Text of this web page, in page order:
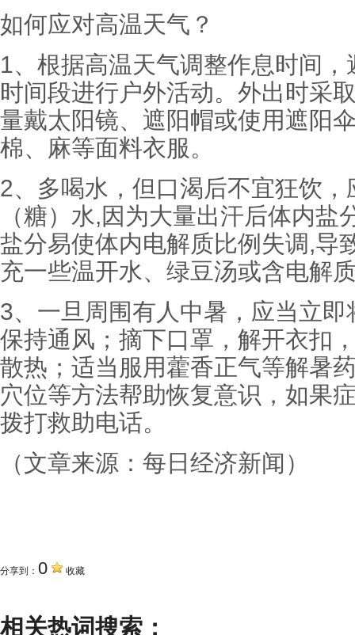
如何应对高温天气？
1、根据高温天气调整作息时间
时间段进行户外活动。外出时采
量戴太阳镜、遮阳帽或使用遮阳
棉、麻等面料衣服。
2、多喝水，但口渴后不宜狂饮
（糖）水,因为大量出汗后体内盐
盐分易使体内电解质比例失调,导
充一些温开水、绿豆汤或含电解
3、一旦周围有人中暑，应当立
保持通风；摘下口罩，解开衣扣
散热；适当服用藿香正气等解暑
穴位等方法帮助恢复意识，如果
拨打救助电话。
（文章来源：每日经济新闻）
分享到： 0 收藏
相关热词搜索：